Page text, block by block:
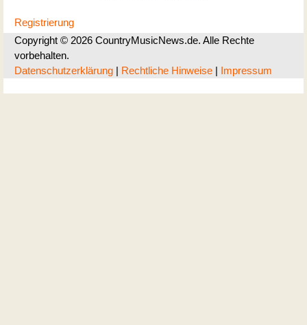
Registrierung
Copyright © 2026 CountryMusicNews.de. Alle Rechte
vorbehalten.
Datenschutzerklärung | Rechtliche Hinweise | Impressum